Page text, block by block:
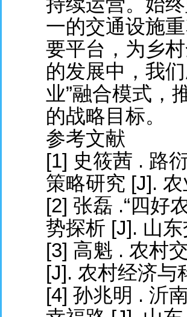
一的交通设施
要平台，为乡
的发展中，我
业”融合模式，
的战略目标。
参考文献
[1] 史筱茜 . 路
策略研究 [J].
[2] 张磊 .“四好
势探析 [J]. 山
[3] 高魁 . 农村
[J]. 农村经济与
[4] 孙兆明 . 沂